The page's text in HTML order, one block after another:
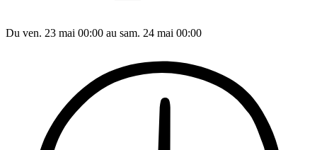
Du ven. 23 mai 00:00 au sam. 24 mai 00:00